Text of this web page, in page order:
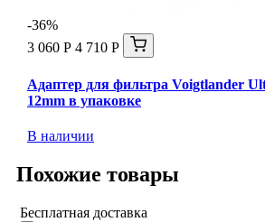
-36%
3 060 Р 4 710 Р
Адаптер для фильтра Voigtlander
12mm в упаковке
В наличии
Похожие товары
Бесплатная доставка